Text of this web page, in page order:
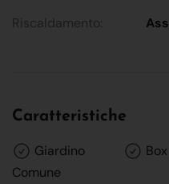
Riscaldamento:
Caratteristiche
Giardino
Comune